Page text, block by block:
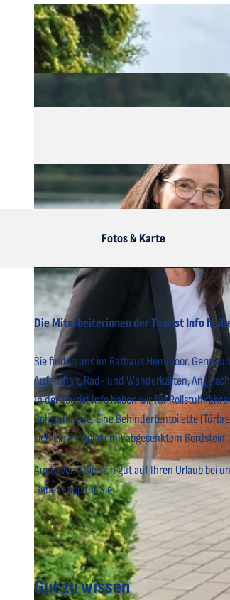
© Bernd Otten PhotographieVG Bild-Kunst Urh.-Nr.: 323 6 313 |
Fotos & Karte
Die Mitarbeiterinnen der Tourist Info
Sie finden uns im Rathaus Hemmoor. Gerne
Aufenthalt, Rad- und Wanderkarten,
In der Tourist Info haben wir für
Rollstuhlhöhe. Eine Behindertentoilette
sich ein Parkplatz mit abgesenktem Bordstein.
Auch wenn Sie sich gut auf Ihren Urlaub bei
Geheimtipp für Sie.
Gut zu wissen